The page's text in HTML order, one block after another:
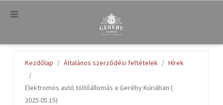
.
Kezdőlap Általános szerződési feltételek Hírek
Elektromos autó töltőállomás a Geréby Kúriában (
2025.05.15)